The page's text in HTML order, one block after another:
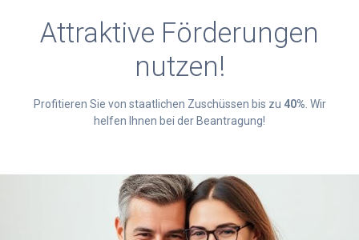
Attraktive Förderungen
nutzen!
Profitieren Sie von staatlichen Zuschüssen bis zu 40% . Wir
helfen Ihnen bei der Beantragung!